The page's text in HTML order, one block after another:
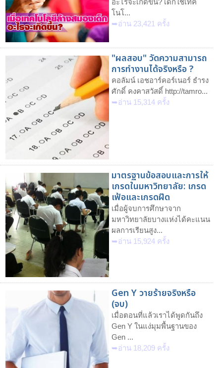
อะไรจะเกิดขึ้น? เด็กใช้เทค
โนโ...
➥อ่าน 23,421 ครั้ง
"ผลสอบ" วัดความสามารถ
การทำงานได้จริงหรือ ?
คอลัมน์ เอชอาร์คอร์เนอร์ ธำรง
ศักดิ์ คงคาสวัสดิ์ http://tamro...
➥อ่าน 15,314 ครั้ง
มาตรฐานข้อสอบและการให้
เกรดในมหาวิทยาลัย: เกรด
เฟ้อและเกรดฝืด
เมื่อผู้จบการศึกษาจาก
มหาวิทยาลัยบางแห่งได้คะแนน
ผลการเรียนสูง...
➥อ่าน 15,924 ครั้ง
Gen Y วายร้ายจริงหรือ
(จบ)
เมื่อตอนที่แล้วเราได้พูดกันถึง
Gen Y ในแง่มุมพื้นฐานของ
Gen ...
➥อ่าน 18,209 ครั้ง